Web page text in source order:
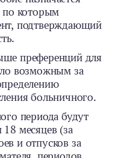
по которым
подтверждающий
преференций для
возможным за
больничного.
периода будут
месяцев (за
и отпусков за